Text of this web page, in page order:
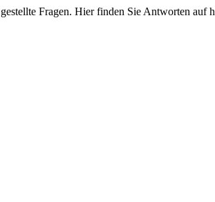
Fragen. Hier finden Sie Antworten auf